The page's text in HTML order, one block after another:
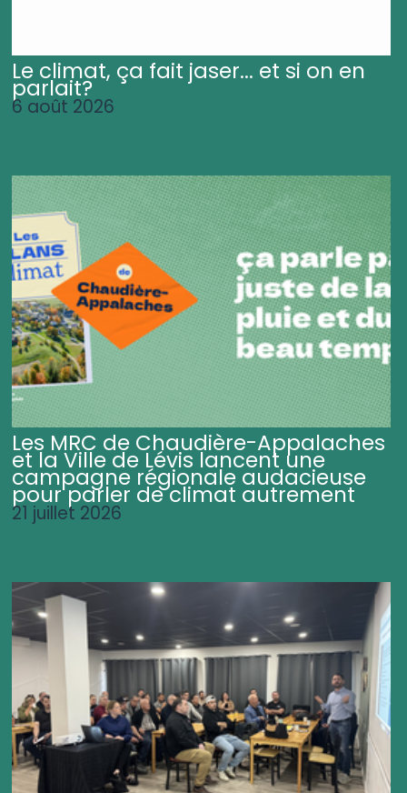
Le climat, ça fait jaser... et si on en
parlait?
6 août 2026
Les MRC de Chaudière-Appalaches
et la Ville de Lévis lancent une
campagne régionale audacieuse
pour parler de climat autrement
21 juillet 2026